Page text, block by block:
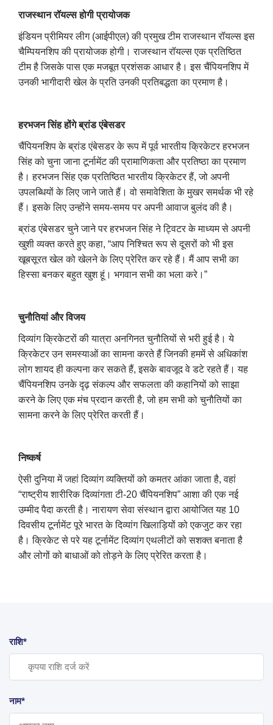
राजस्थान रॉयल्स होगी प्रायोजक
इंडियन प्रीमियर लीग (आईपीएल) की प्रमुख टीम राजस्थान रॉयल्स इस
चैम्पियनशिप की प्रायोजक होगी। राजस्थान रॉयल्स एक प्रतिष्ठित
टीम है जिसके पास एक मजबूत प्रशंसक आधार है। इस चैंपियनशिप में
उनकी भागीदारी खेल के प्रति उनकी प्रतिबद्धता का प्रमाण है।
हरभजन सिंह होंगे ब्रांड एंबेसडर
चैंपियनशिप के ब्रांड एंबेसडर के रूप में पूर्व भारतीय क्रिकेटर हरभजन
सिंह को चुना जाना टूर्नामेंट की प्रामाणिकता और प्रतिष्ठा का प्रमाण
है। हरभजन सिंह एक प्रतिष्ठित भारतीय क्रिकेटर हैं, जो अपनी
उपलब्धियों के लिए जाने जाते हैं। वो समावेशिता के मुखर समर्थक भी रहे
हैं। इसके लिए उन्होंने समय-समय पर अपनी आवाज बुलंद की है।
ब्रांड एंबेसडर चुने जाने पर हरभजन सिंह ने ट्विटर के माध्यम से अपनी
खुशी व्यक्त करते हुए कहा, “आप निश्चित रूप से दूसरों को भी इस
खूबसूरत खेल को खेलने के लिए प्रेरित कर रहे हैं। मैं आप सभी का
हिस्सा बनकर बहुत खुश हूं। भगवान सभी का भला करे।”
चुनौतियां और विजय
दिव्यांग क्रिकेटरों की यात्रा अनगिनत चुनौतियों से भरी हुई है। ये
क्रिकेटर उन समस्याओं का सामना करते हैं जिनकी हममें से अधिकांश
लोग शायद ही कल्पना कर सकते हैं, इसके बावजूद वे डटे रहते हैं। यह
चैंपियनशिप उनके दृढ़ संकल्प और सफलता की कहानियों को साझा
करने के लिए एक मंच प्रदान करती है, जो हम सभी को चुनौतियों का
सामना करने के लिए प्रेरित करती हैं।
निष्कर्ष
ऐसी दुनिया में जहां दिव्यांग व्यक्तियों को कमतर आंका जाता है, वहां
“राष्ट्रीय शारीरिक दिव्यांगता टी-20 चैंपियनशिप” आशा की एक नई
उम्मीद पैदा करती है। नारायण सेवा संस्थान द्वारा आयोजित यह 10
दिवसीय टूर्नामेंट पूरे भारत के दिव्यांग खिलाड़ियों को एकजुट कर रहा
है। क्रिकेट से परे यह टूर्नामेंट दिव्यांग एथलीटों को सशक्त बनाता है
और लोगों को बाधाओं को तोड़ने के लिए प्रेरित करता है।
राशि*
नाम*